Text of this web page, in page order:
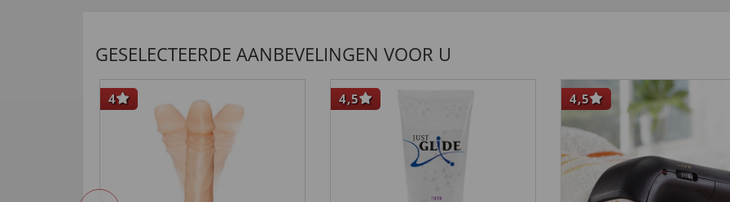
GESELECTEERDE AANBEVELINGEN VOOR U
4 4,5 4,5